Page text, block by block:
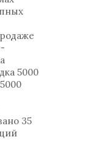
5000
35